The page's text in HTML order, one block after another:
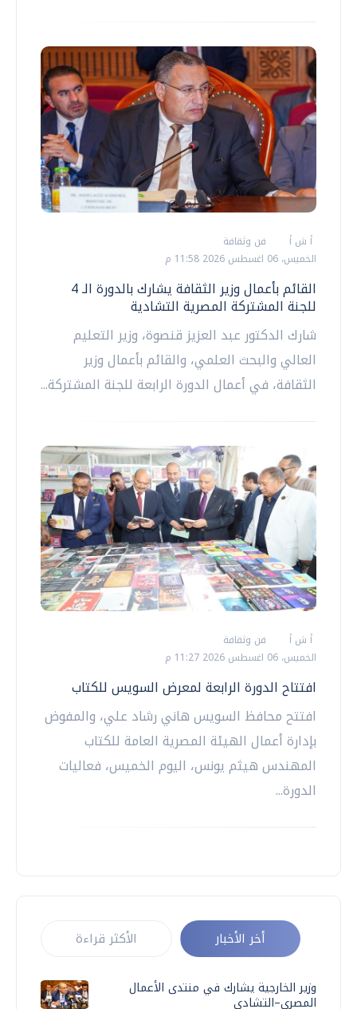
أ ش أ
فن وثقافة
الخميس، 06 اغسطس 2026 11:58 م
القائم بأعمال وزير الثقافة يشارك بالدورة الـ 4
للجنة المشتركة المصرية التشادية
شارك الدكتور عبد العزيز قنصوة، وزير التعليم
العالي والبحث العلمي، والقائم بأعمال وزير
الثقافة، في أعمال الدورة الرابعة للجنة المشتركة...
أ ش أ
فن وثقافة
الخميس، 06 اغسطس 2026 11:27 م
افتتاح الدورة الرابعة لمعرض السويس للكتاب
افتتح محافظ السويس هاني رشاد علي، والمفوض
بإدارة أعمال الهيئة المصرية العامة للكتاب
المهندس هيثم يونس، اليوم الخميس، فعاليات
الدورة...
أخر الأخبار الأكثر قراءة
وزير الخارجية يشارك في منتدى الأعمال
المصري–التشادي